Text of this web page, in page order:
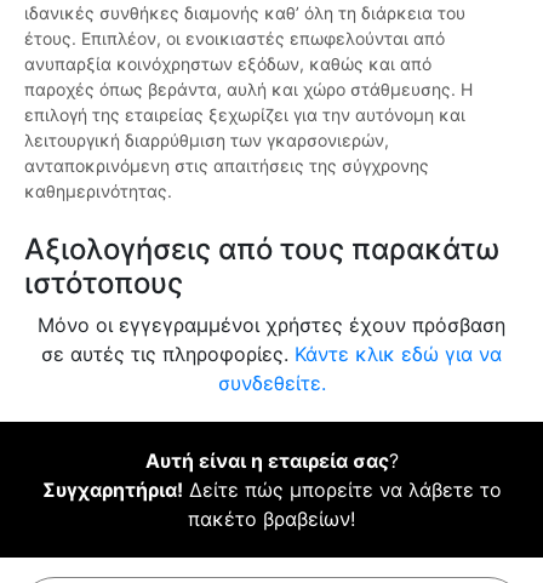
ιδανικές συνθήκες διαμονής καθ’ όλη τη διάρκεια του
έτους. Επιπλέον, οι ενοικιαστές επωφελούνται από
ανυπαρξία κοινόχρηστων εξόδων, καθώς και από
παροχές όπως βεράντα, αυλή και χώρο στάθμευσης. Η
επιλογή της εταιρείας ξεχωρίζει για την αυτόνομη και
λειτουργική διαρρύθμιση των γκαρσονιερών,
ανταποκρινόμενη στις απαιτήσεις της σύγχρονης
καθημερινότητας.
Αξιολογήσεις από τους παρακάτω
ιστότοπους
Μόνο οι εγγεγραμμένοι χρήστες έχουν πρόσβαση
σε αυτές τις πληροφορίες. Κάντε κλικ εδώ για να
συνδεθείτε.
Αυτή είναι η εταιρεία σας?
Συγχαρητήρια! Δείτε πώς μπορείτε να λάβετε το
πακέτο βραβείων!